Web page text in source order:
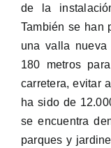
de la
También se han
una valla
180 metros
carretera, evitar
ha sido de
se encuentra
parques y